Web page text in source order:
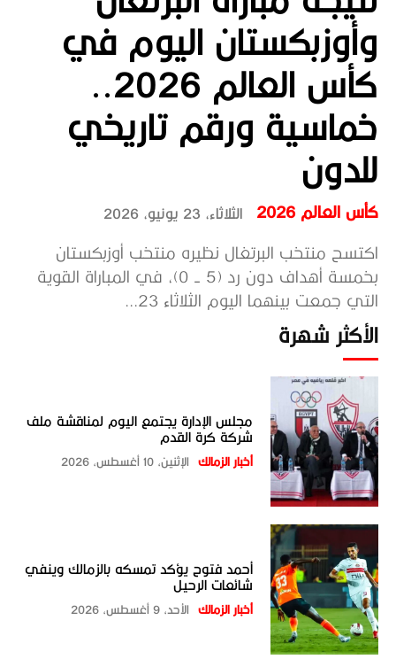
وأوزبكستان اليوم في
كأس العالم 2026..
خماسية ورقم تاريخي
للدون
كأس العالم 2026 الثلاثاء، 23 يونيو، 2026
اكتسح منتخب البرتغال نظيره منتخب أوزبكستان
بخمسة أهداف دون رد (5 - 0)، في المباراة القوية
التي جمعت بينهما اليوم الثلاثاء 23...
الأكثر شهرة
مجلس الإدارة يجتمع اليوم لمناقشة ملف
شركة كرة القدم
أخبار الزمالك الإثنين، 10 أغسطس، 2026
أحمد فتوح يؤكد تمسكه بالزمالك وينفي
شائعات الرحيل
أخبار الزمالك الأحد، 9 أغسطس، 2026